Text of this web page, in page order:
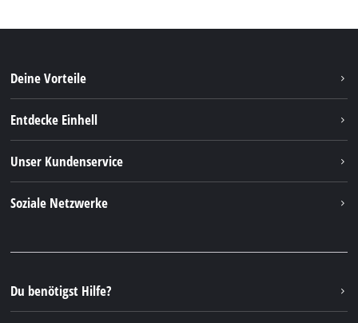
Deine Vorteile
Entdecke Einhell
Nachhaltigkeit
Unser Kundenservice
FAQs
Soziale Netzwerke
Instagram
TikTok
Du benötigst Hilfe?